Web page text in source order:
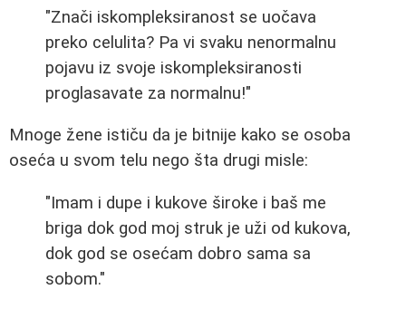
"Znači iskompleksiranost se uočava
preko celulita? Pa vi svaku nenormalnu
pojavu iz svoje iskompleksiranosti
proglasavate za normalnu!"
Mnoge žene ističu da je bitnije kako se osoba
oseća u svom telu nego šta drugi misle:
"Imam i dupe i kukove široke i baš me
briga dok god moj struk je uži od kukova,
dok god se osećam dobro sama sa
sobom."